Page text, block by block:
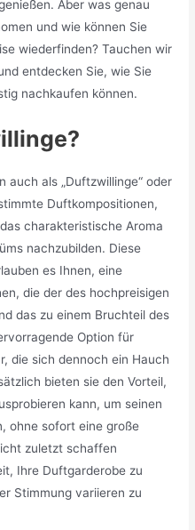
Aber was genau
und wie können Sie
wiederfinden? Tauchen wir
entdecken Sie, wie Sie
nachkaufen können.
auch als „Duftzwillinge“ oder
Duftkompositionen,
charakteristische Aroma
nachzubilden. Diese
es Ihnen, eine
die der des hochpreisigen
das zu einem Bruchteil des
Option für
die sich dennoch ein Hauch
bieten sie den Vorteil,
kann, um seinen
ohne sofort eine große
zuletzt schaffen
Ihre Duftgarderobe zu
Stimmung variieren zu